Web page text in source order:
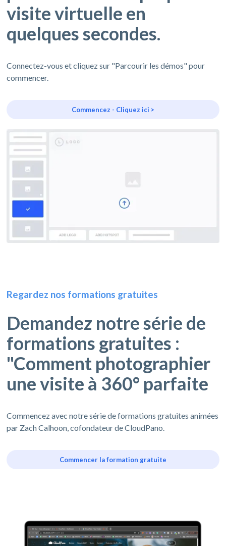
visite virtuelle en
quelques secondes.
Connectez-vous et cliquez sur "Parcourir les démos" pour
commencer.
Commencez - Cliquez ici >
Regardez nos formations gratuites
Demandez notre série de
formations gratuites :
"Comment photographier
une visite à 360° parfaite
Commencez avec notre série de formations gratuites animées
par Zach Calhoon, cofondateur de CloudPano.
Commencer la formation gratuite